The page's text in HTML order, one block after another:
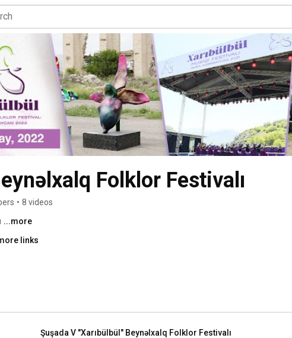
Folklor Festivalı
• 8 videos
...more
links
Şuşada V "Xarıbülbül" Beynəlxalq Folklor Festivalı